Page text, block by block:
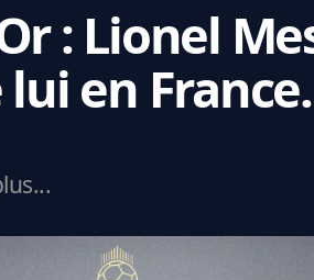
: Lionel
en